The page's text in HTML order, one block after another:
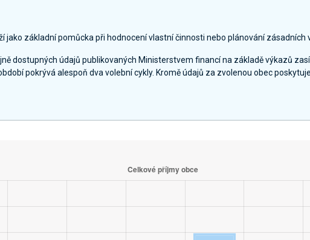
jako základní pomůcka při hodnocení vlastní činnosti nebo plánování zásadních
dostupných údajů publikovaných Ministerstvem financí na základě výkazů
pokrývá alespoň dva volební cykly. Kromě údajů za zvolenou obec